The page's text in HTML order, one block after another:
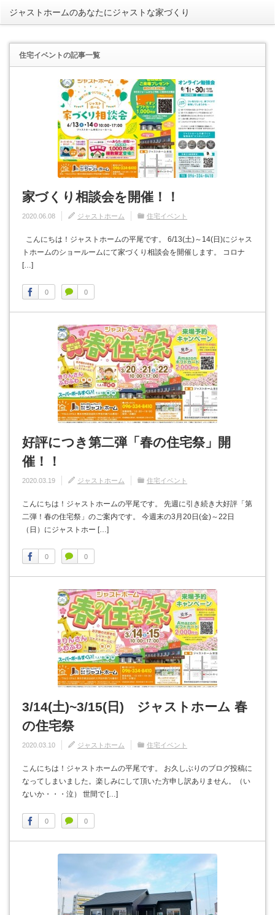
ジャストホームのあなたにジャストな家づくり
住宅イベントの記事一覧
家づくり相談会を開催！！
2020.06.08 ジャストホーム 住宅イベント
こんにちは！ジャストホームの平尾です。 6/13(土)～14(日)にジャス
トホームのショールームにて家づくり相談会を開催します。 コロナ
[…]
0 0
好評につき第二弾「春の住宅祭」開
催！！
2020.03.19 ジャストホーム 住宅イベント
こんにちは！ジャストホームの平尾です。 先週に引き続き大好評「第
二弾！春の住宅祭」のご案内です。 今週末の3月20日(金)～22日
（日）にジャストホー […]
0 0
3/14(土)~3/15(日) ジャストホーム 春
の住宅祭
2020.03.10 ジャストホーム 住宅イベント
こんにちは！ジャストホームの平尾です。 お久しぶりのブログ投稿に
なってしまいました。楽しみにして頂いた方申し訳ありません。（い
ないか・・・泣） 世間で […]
0 0